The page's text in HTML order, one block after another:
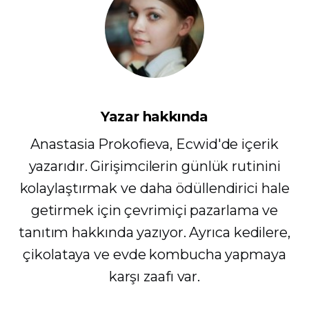
Yazar hakkında
Anastasia Prokofieva, Ecwid'de içerik
yazarıdır. Girişimcilerin günlük rutinini
kolaylaştırmak ve daha ödüllendirici hale
getirmek için çevrimiçi pazarlama ve
tanıtım hakkında yazıyor. Ayrıca kedilere,
çikolataya ve evde kombucha yapmaya
karşı zaafı var.